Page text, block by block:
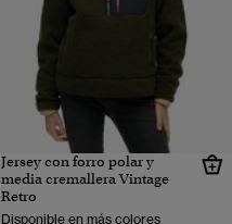
Jersey con forro polar y
media cremallera Vintage
Retro
Disponible en más colores